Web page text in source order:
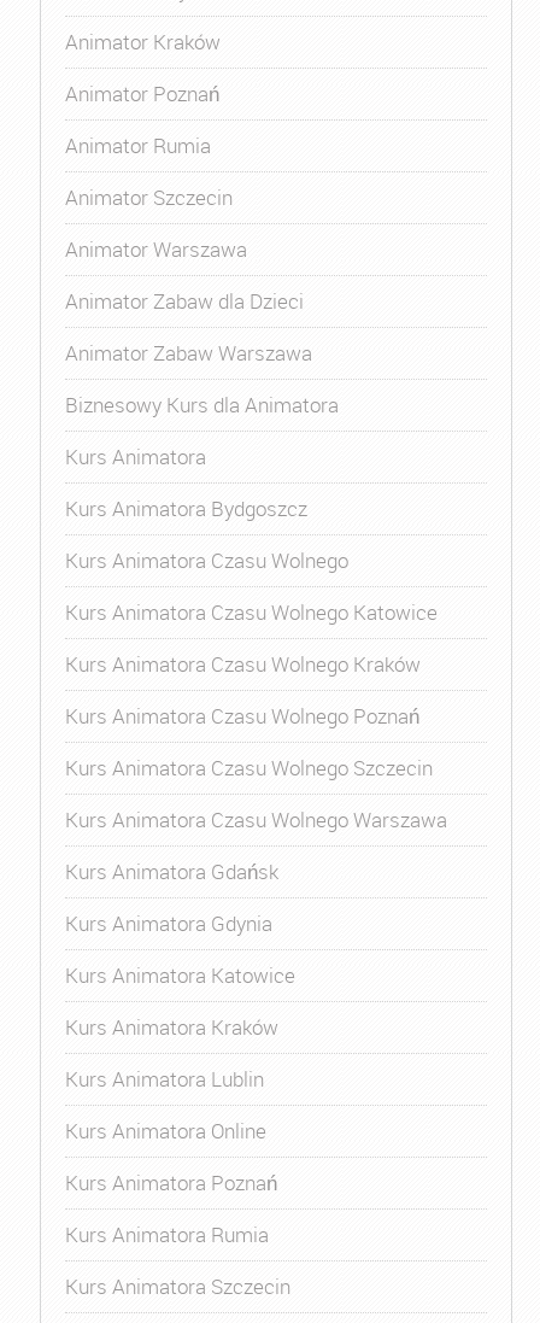
Animator Kraków
Animator Poznań
Animator Rumia
Animator Szczecin
Animator Warszawa
Animator Zabaw dla Dzieci
Animator Zabaw Warszawa
Biznesowy Kurs dla Animatora
Kurs Animatora
Kurs Animatora Bydgoszcz
Kurs Animatora Czasu Wolnego
Kurs Animatora Czasu Wolnego Katowice
Kurs Animatora Czasu Wolnego Kraków
Kurs Animatora Czasu Wolnego Poznań
Kurs Animatora Czasu Wolnego Szczecin
Kurs Animatora Czasu Wolnego Warszawa
Kurs Animatora Gdańsk
Kurs Animatora Gdynia
Kurs Animatora Katowice
Kurs Animatora Kraków
Kurs Animatora Lublin
Kurs Animatora Online
Kurs Animatora Poznań
Kurs Animatora Rumia
Kurs Animatora Szczecin